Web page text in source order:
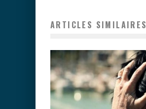
ARTICLES SIMILAIRES